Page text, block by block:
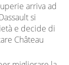
arriva ad
si
e decide di
Château